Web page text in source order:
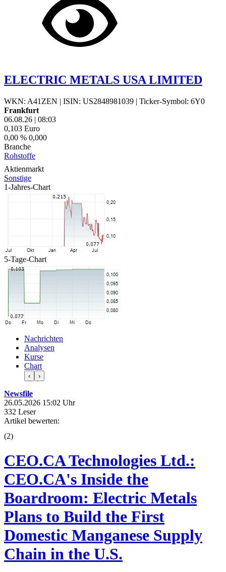
ELECTRIC METALS USA LIMITED
WKN: A41ZEN | ISIN: US2848981039 | Ticker-Symbol: 6Y0
Frankfurt
06.08.26 | 08:03
0,103 Euro
0,00 % 0,000
Branche
Rohstoffe
Aktienmarkt
Sonstige
1-Jahres-Chart
5-Tage-Chart
Nachrichten
Analysen
Kurse
Chart
‹ ›
Newsfile
26.05.2026 15:02 Uhr
332 Leser
Artikel bewerten:
(2)
CEO.CA Technologies Ltd.:
CEO.CA's Inside the
Boardroom: Electric Metals
Plans to Build the First
Domestic Manganese Supply
Chain in the U.S.